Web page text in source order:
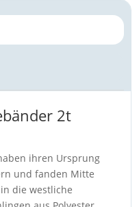
n
k
g
er
o
o
2t
ihren Ursprung
und fanden Mitte
die westliche